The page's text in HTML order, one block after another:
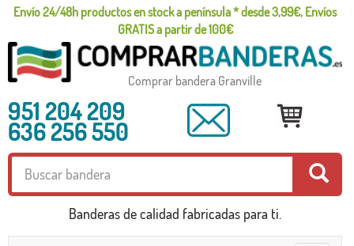
Envío 24/48h productos en stock a península * desde 3,99€, Envíos
GRATIS a partir de 100€
Comprar bandera Granville
951 204 209
636 256 550
Banderas de calidad fabricadas para ti.